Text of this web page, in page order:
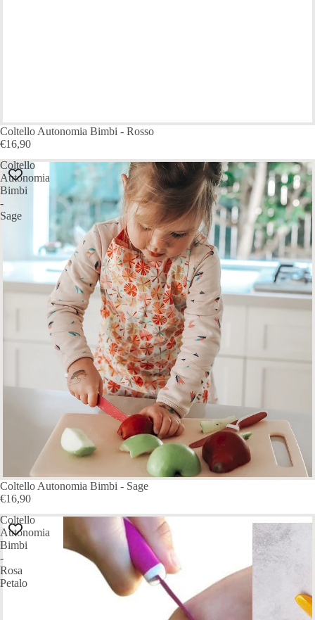
ESAURITO
Coltello Autonomia Bimbi - Rosso
€16,90
Coltello
Autonomia
Bimbi
-
Sage
Coltello Autonomia Bimbi - Sage
€16,90
Coltello
Autonomia
Bimbi
-
Rosa
Petalo